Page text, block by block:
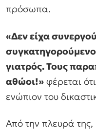
πρόσωπα.
«Δεν είχα
γιατρός. Τους
αθώοι!» φέρεται
ενώπιον του
Από την πλευρά